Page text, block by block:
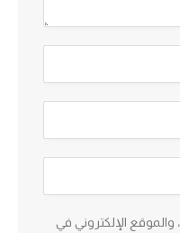
والموقع الإلكتروني في